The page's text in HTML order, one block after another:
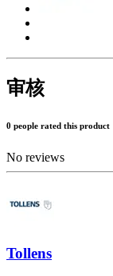
审核
0 people rated this product
No reviews
Tollens